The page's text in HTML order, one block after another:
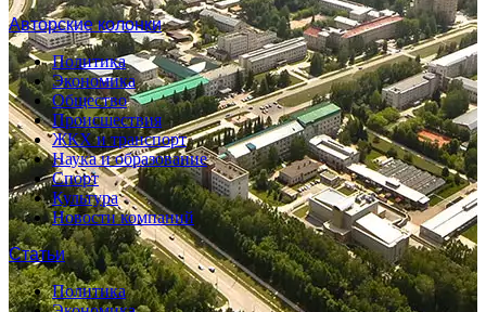
Авторские колонки
Политика
Экономика
Общество
Происшествия
ЖКХ и транспорт
Наука и образование
Спорт
Культура
Новости компаний
Статьи
Политика